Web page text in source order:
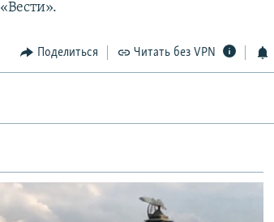
«Вести».
Поделиться Читать без VPN